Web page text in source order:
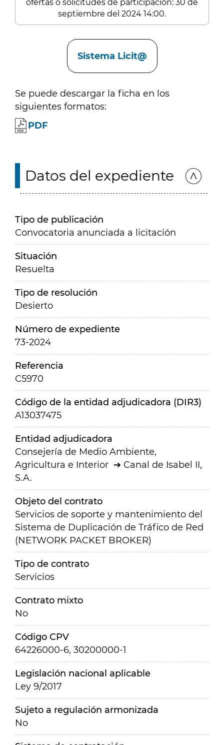
ofertas o solicitudes de participación: 30 de
septiembre del 2024 14:00.
Sistema Licit@
Se puede descargar la ficha en los
siguientes formatos:
PDF
Datos del expediente
Tipo de publicación
Convocatoria anunciada a licitación
Situación
Resuelta
Tipo de resolución
Desierto
Número de expediente
73-2024
Referencia
C5970
Código de la entidad adjudicadora (DIR3)
A13037475
Entidad adjudicadora
Consejería de Medio Ambiente,
Agricultura e Interior
Canal de Isabel II,
S.A.
Objeto del contrato
Servicios de soporte y mantenimiento del
Sistema de Duplicación de Tráfico de Red
(NETWORK PACKET BROKER)
Tipo de contrato
Servicios
Contrato mixto
No
Código CPV
64226000-6, 30200000-1
Legislación nacional aplicable
Ley 9/2017
Sujeto a regulación armonizada
No